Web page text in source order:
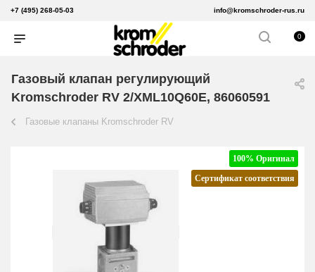
+7 (495) 268-05-03 info@kromschroder-rus.ru
0
Газовый клапан регулирующий
Kromschroder RV 2/XML10Q60E, 86060591
Газовые клапаны Kromschroder RV
100% Оригинал
Сертификат соответствия